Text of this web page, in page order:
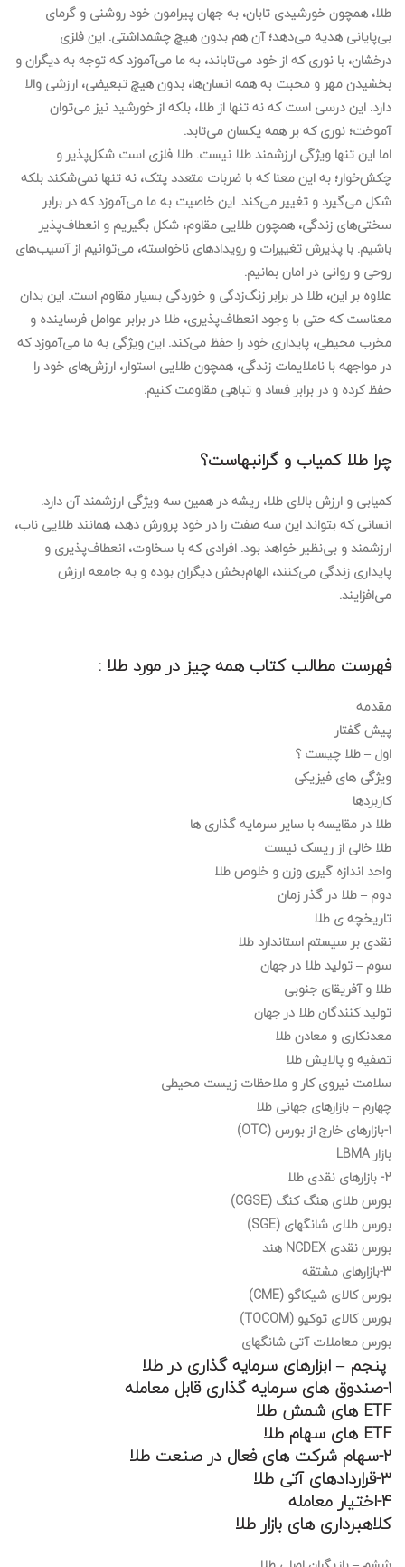
طلا، همچون خورشیدی تابان، به جهان پیرامون خود روشنی و گرمای
بی‌پایانی هدیه می‌دهد؛ آن هم بدون هیچ چشمداشتی. این فلزی
درخشان، با نوری که از خود می‌تاباند، به ما می‌آموزد که توجه به دیگران و
بخشیدن مهر و محبت به همه انسان‌ها، بدون هیچ تبعیضی، ارزشی والا
دارد. این درسی است که نه تنها از طلا، بلکه از خورشید نیز می‌توان
آموخت؛ نوری که بر همه یکسان می‌تابد.
اما این تنها ویژگی ارزشمند طلا نیست. طلا فلزی است شکل‌پذیر و
چکش‌خوار؛ به این معنا که با ضربات متعدد پتک، نه تنها نمی‌شکند بلکه
شکل می‌گیرد و تغییر می‌کند. این خاصیت به ما می‌آموزد که در برابر
سختی‌های زندگی، همچون طلایی مقاوم، شکل بگیریم و انعطاف‌پذیر
باشیم. با پذیرش تغییرات و رویدادهای ناخواسته، می‌توانیم از آسیب‌های
روحی و روانی در امان بمانیم.
علاوه بر این، طلا در برابر زنگ‌زدگی و خوردگی بسیار مقاوم است. این بدان
معناست که حتی با وجود انعطاف‌پذیری، طلا در برابر عوامل فرساینده و
مخرب محیطی، پایداری خود را حفظ می‌کند. این ویژگی به ما می‌آموزد که
در مواجهه با ناملایمات زندگی، همچون طلایی استوار، ارزش‌های خود را
حفظ کرده و در برابر فساد و تباهی مقاومت کنیم.
چرا طلا کمیاب و گرانبهاست؟
کمیابی و ارزش بالای طلا، ریشه در همین سه ویژگی ارزشمند آن دارد.
انسانی که بتواند این سه صفت را در خود پرورش دهد، همانند طلایی ناب،
ارزشمند و بی‌نظیر خواهد بود. افرادی که با سخاوت، انعطاف‌پذیری و
پایداری زندگی می‌کنند، الهام‌بخش دیگران بوده و به جامعه ارزش
می‌افزایند.
فهرست مطالب کتاب همه چیز در مورد طلا :
مقدمه
پیش گفتار
اول – طلا چیست ؟
ویژگی های فیزیکی
کاربردها
طلا در مقایسه با سایر سرمایه گذاری ها
طلا خالی از ریسک نیست
واحد اندازه گیری وزن و خلوص طلا
دوم – طلا در گذر زمان
تاریخچه ی طلا
نقدی بر سیستم استاندارد طلا
سوم – تولید طلا در جهان
طلا و آفریقای جنوبی
تولید کنندگان طلا در جهان
معدنکاری و معادن طلا
تصفیه و پالایش طلا
سلامت نیروی کار و ملاحظات زیست محیطی
چهارم – بازارهای جهانی طلا
۱-بازارهای خارج از بورس (OTC)
بازار LBMA
۲- بازارهای نقدی طلا
بورس طلای هنگ کنگ (CGSE)
بورس طلای شانگهای (SGE)
بورس نقدی NCDEX هند
۳-بازارهای مشتقه
بورس کالای شیکاگو (CME)
بورس کالای توکیو (TOCOM)
بورس معاملات آتی شانگهای
پنجم – ابزارهای سرمایه گذاری در طلا
۱-صندوق های سرمایه گذاری قابل معامله
ETF های شمش طلا
ETF های سهام طلا
۲-سهام شرکت های فعال در صنعت طلا
۳-قراردادهای آتی طلا
۴-اختیار معامله
کلاهبرداری های بازار طلا